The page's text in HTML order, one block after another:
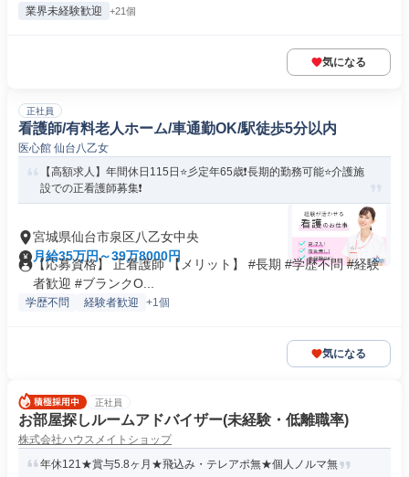
業界未経験歓迎 +21個
気になる
正社員
看護師/有料老人ホーム/車通勤OK/駅徒歩5分以内
医心館 仙台八乙女
【高額求人】年間休日115日⭐彡定年65歳❗️長期的勤務可能⭐介護施
設での正看護師募集❗️
宮城県仙台市泉区八乙女中央
月給35万円～39万8000円
【応募資格】 正看護師 【メリット】 #長期 #学歴不問 #経験
者歓迎 #ブランクO...
学歴不問 経験者歓迎 +1個
気になる
正社員
お部屋探しルームアドバイザー(未経験・低離職率)
株式会社ハウスメイトショップ
年休121★賞与5.8ヶ月★飛込み・テレアポ無★個人ノルマ無